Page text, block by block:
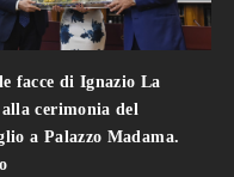
facce di Ignazio La
alla cerimonia del
a Palazzo Madama.